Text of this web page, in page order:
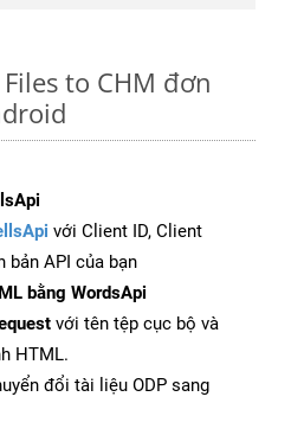
to CHM đơn
với Client ID, Client
bản API của bạn
bằng WordsApi
với tên tệp cục bộ và
HTML.
đổi tài liệu ODP sang